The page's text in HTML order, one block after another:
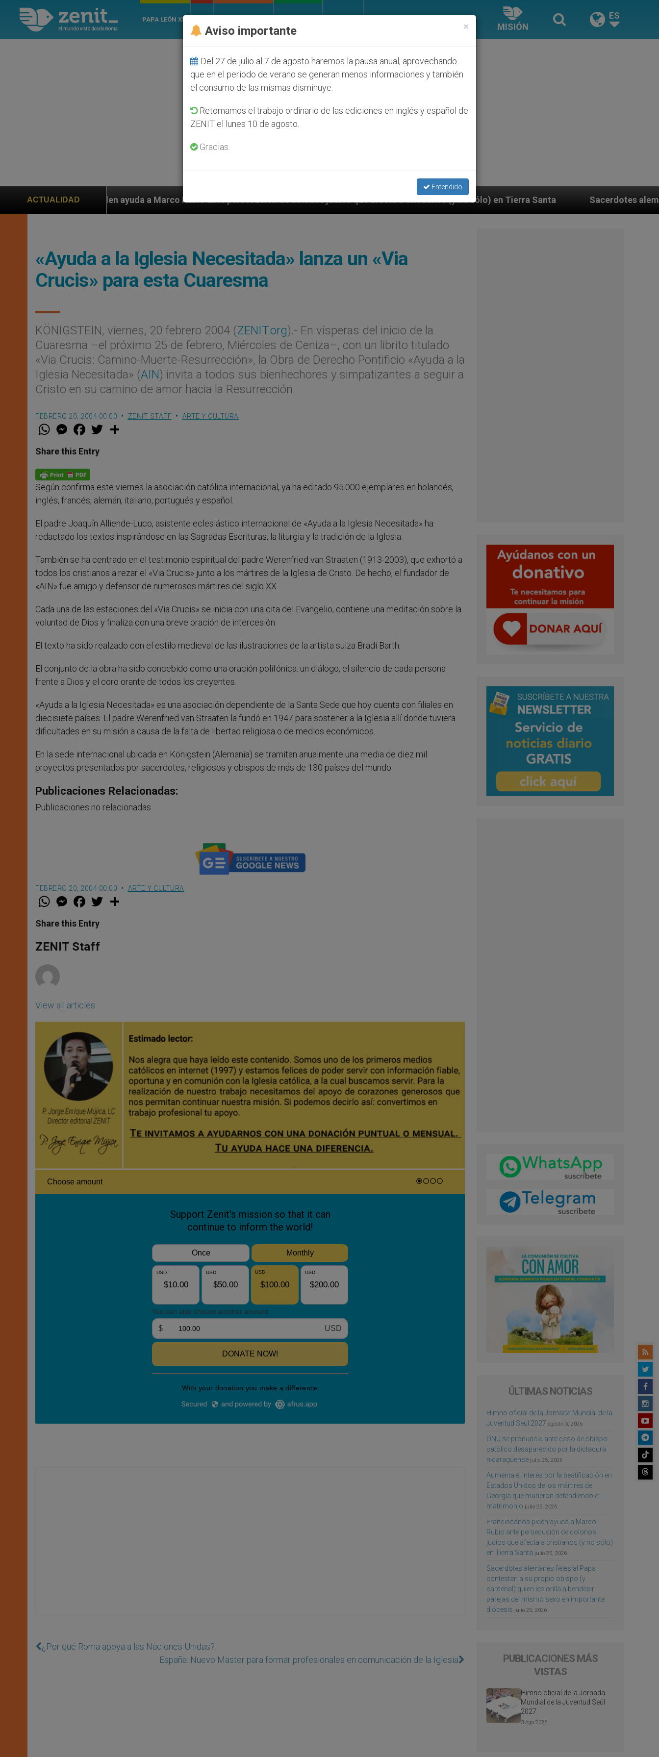
PAPA LEÓN XIV
MISIÓN
ES
ACTUALIDAD
piden ayuda a Marco Rubio ante persecución de colonos judíos que afecta a cristianos (y no sólo) en Tierra Santa Sacerdotes alemanes fieles al Papa
«Ayuda a la Iglesia Necesitada» lanza un «Via
Crucis» para esta Cuaresma
KÖNIGSTEIN, viernes, 20 febrero 2004 (ZENIT.org).- En vísperas del inicio de la
Cuaresma –el próximo 25 de febrero, Miércoles de Ceniza–, con un librito titulado
«Via Crucis: Camino-Muerte-Resurrección», la Obra de Derecho Pontificio «Ayuda a la
Iglesia Necesitada» (AIN) invita a todos sus bienhechores y simpatizantes a seguir a
Cristo en su camino de amor hacia la Resurrección.
FEBRERO 20, 2004 00:00 ZENIT STAFF ARTE Y CULTURA
W
t
s
p
p
M
e
s
e
g
e
r
F
a
e
b
o
k
w
Share this Entry
Según confirma este viernes la asociación católica internacional, ya ha editado 95.000 ejemplares en holandés,
inglés, francés, alemán, italiano, portugués y español.
El padre Joaquín Alliende-Luco, asistente eclesiástico internacional de «Ayuda a la Iglesia Necesitada» ha
redactado los textos inspirándose en las Sagradas Escrituras, la liturgia y la tradición de la Iglesia.
También se ha centrado en el testimonio espiritual del padre Werenfried van Straaten (1913-2003), que exhortó a
todos los cristianos a rezar el «Via Crucis» junto a los mártires de la Iglesia de Cristo. De hecho, el fundador de
«AIN» fue amigo y defensor de numerosos mártires del siglo XX.
Cada una de las estaciones del «Via Crucis» se inicia con una cita del Evangelio, contiene una meditación sobre la
voluntad de Dios y finaliza con una breve oración de intercesión.
El texto ha sido realzado con el estilo medieval de las ilustraciones de la artista suiza Bradi Barth.
El conjunto de la obra ha sido concebido como una oración polifónica: un diálogo, el silencio de cada persona
frente a Dios y el coro orante de todos los creyentes.
«Ayuda a la Iglesia Necesitada» es una asociación dependiente de la Santa Sede que hoy cuenta con filiales en
diecisiete países. El padre Werenfried van Straaten la fundó en 1947 para sostener a la Iglesia allí donde tuviera
dificultades en su misión a causa de la falta de libertad religiosa o de medios económicos.
En la sede internacional ubicada en Königstein (Alemania) se tramitan anualmente una media de diez mil
proyectos presentados por sacerdotes, religiosos y obispos de más de 130 países del mundo.
Publicaciones Relacionadas:
Publicaciones no relacionadas.
FEBRERO 20, 2004 00:00 ARTE Y CULTURA
W
t
s
p
p
M
e
s
e
g
e
F
a
e
b
o
k
w
Share this Entry
ZENIT Staff
View all articles
¿Por qué Roma apoya a las Naciones Unidas?
España: Nuevo Master para formar profesionales en comunicación de la Iglesia
ÚLTIMAS NOTICIAS
Himno oficial de la Jornada Mundial de la
Juventud Seúl 2027 agosto 3, 2026
ONU se pronuncia ante caso de obispo
católico desaparecido por la dictadura
nicaragüense julio 25, 2026
Aumenta el interés por la beatificación en
Estados Unidos de los mártires de
Georgia que murieron defendiendo el
matrimonio julio 25, 2026
Franciscanos piden ayuda a Marco
Rubio ante persecución de colonos
judíos que afecta a cristianos (y no sólo)
en Tierra Santa julio 25, 2026
Sacerdotes alemanes fieles al Papa
contestan a su propio obispo (y
cardenal) quien les orilla a bendecir
parejas del mismo sexo en importante
diócesis julio 25, 2026
PUBLICACIONES MÁS
VISTAS
Himno oficial de la Jornada
Mundial de la Juventud Seúl
2027
3 Ago 2026
×
Aviso importante
Del 27 de julio al 7 de agosto haremos la pausa anual, aprovechando
que en el periodo de verano se generan menos informaciones y también
el consumo de las mismas disminuye.
Retomamos el trabajo ordinario de las ediciones en inglés y español de
ZENIT el lunes 10 de agosto.
Gracias.
Entendido